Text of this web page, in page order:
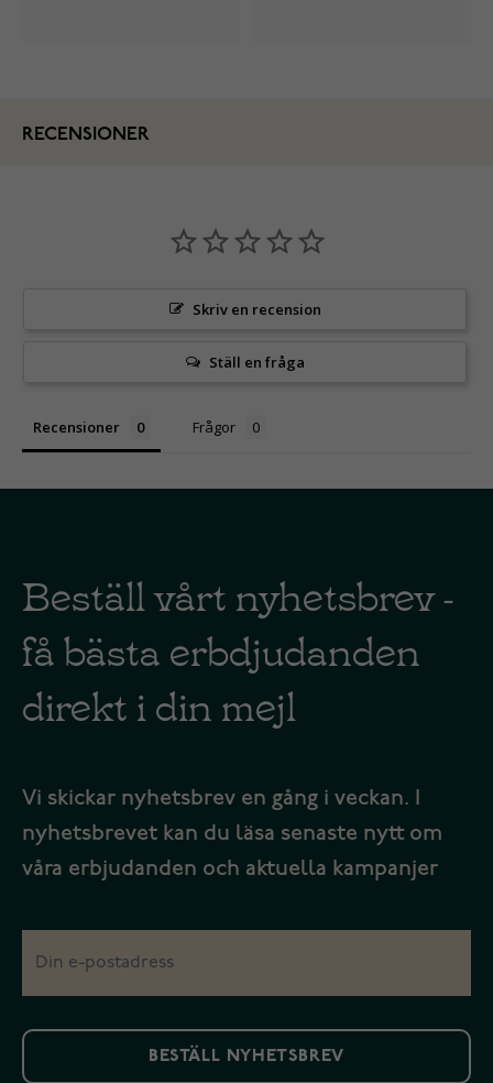
RECENSIONER
Skriv en recension
Ställ en fråga
Recensioner Frågor
Beställ vårt nyhetsbrev -
få bästa erbdjudanden
direkt i din mejl
Vi skickar nyhetsbrev en gång i veckan. I
nyhetsbrevet kan du läsa senaste nytt om
våra erbjudanden och aktuella kampanjer
BESTÄLL NYHETSBREV